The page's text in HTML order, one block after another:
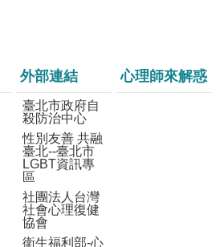
外部連結
臺北市政府自
殺防治中心
性別友善 共融
臺北--臺北市
LGBT資訊專
區
社團法人台灣
社會心理復健
協會
衛生福利部-心
心理師來解惑